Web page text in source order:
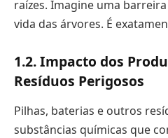
raízes. Imagine uma
vida das árvores. É
1.2. Impacto dos
Resíduos Perigosos
Pilhas, baterias e outros
substâncias químicas que